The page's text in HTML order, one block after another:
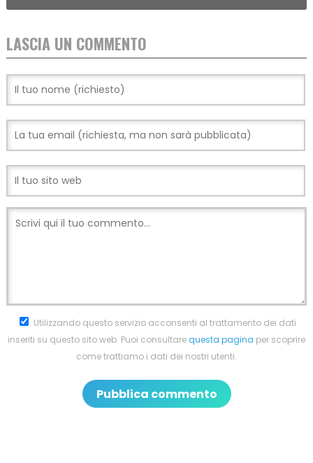
LASCIA UN COMMENTO
Utilizzando questo servizio acconsenti al trattamento dei dati
inseriti su questo sito web. Puoi consultarequesta pagina per scoprire
come trattiamo i dati dei nostri utenti.